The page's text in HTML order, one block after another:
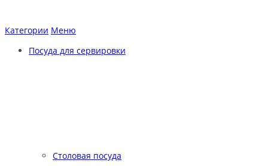
Категории Меню
Посуда для сервировки
Столовая посуда